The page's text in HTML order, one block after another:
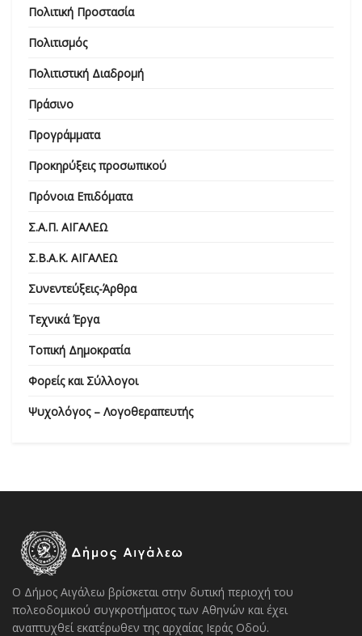
Πολιτική Προστασία
Πολιτισμός
Πολιτιστική Διαδρομή
Πράσινο
Προγράμματα
Προκηρύξεις προσωπικού
Πρόνοια Επιδόματα
Σ.Α.Π. ΑΙΓΑΛΕΩ
Σ.Β.Α.Κ. ΑΙΓΑΛΕΩ
Συνεντεύξεις-Άρθρα
Τεχνικά Έργα
Τοπική Δημοκρατία
Φορείς και Σύλλογοι
Ψυχολόγος – Λογοθεραπευτής
Ο Δήμος Αιγάλεω βρίσκεται στην δυτική περιοχή του
πολεοδομικού συγκροτήματος των Αθηνών και έχει
αναπτυχθεί εκατέρωθεν της αρχαίας Ιεράς Οδού.